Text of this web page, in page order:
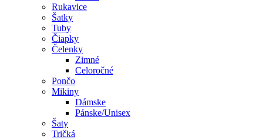
Rukavice
Šatky
Tuby
Čiapky
Čelenky
Zimné
Celoročné
Pončo
Mikiny
Dámske
Pánske/Unisex
Šaty
Tričká